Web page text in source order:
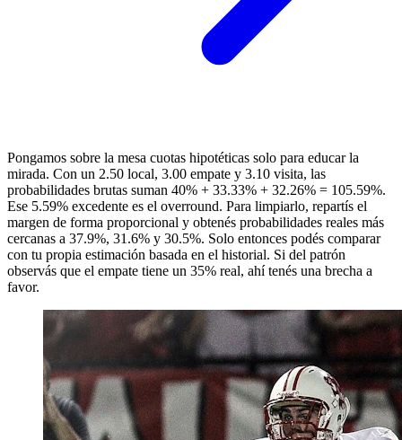
Pongamos sobre la mesa cuotas hipotéticas solo para educar la
mirada. Con un 2.50 local, 3.00 empate y 3.10 visita, las
probabilidades brutas suman 40% + 33.33% + 32.26% = 105.59%.
Ese 5.59% excedente es el overround. Para limpiarlo, repartís el
margen de forma proporcional y obtenés probabilidades reales más
cercanas a 37.9%, 31.6% y 30.5%. Solo entonces podés comparar
con tu propia estimación basada en el historial. Si del patrón
observás que el empate tiene un 35% real, ahí tenés una brecha a
favor.